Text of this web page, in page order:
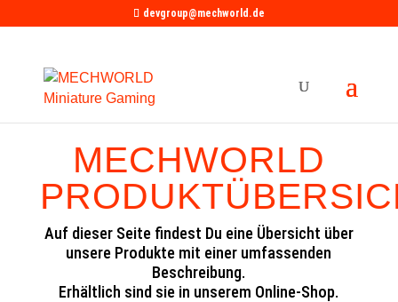
devgroup@mechworld.de
MECHWORLD
Auf dieser Seite findest Du eine Übersicht über
unsere Produkte mit einer umfassenden
Beschreibung.
Erhältlich sind sie in unserem Online-Shop.